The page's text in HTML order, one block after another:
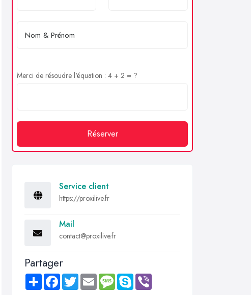
Merci de résoudre l'équation : 4 + 2 = ?
Réserver
Service client
https://proxilive.fr
Mail
contact@proxilive.fr
Partager
Share FacebookTwitter Email MessageSkype